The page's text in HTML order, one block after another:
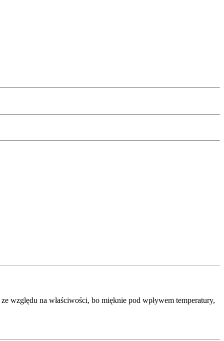
względu na właściwości, bo mięknie pod wpływem temperatury,